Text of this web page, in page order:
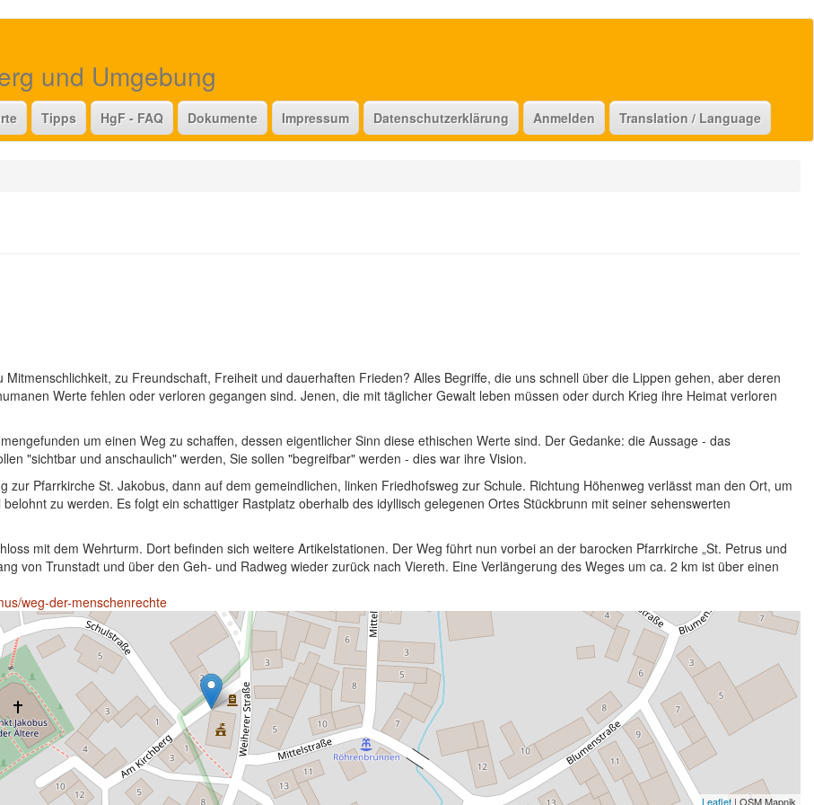
und Umgebung
Tipps HgF - FAQ Dokumente Impressum Datenschutzerklärung Anmelden Translation / Language
zu Freundschaft, Freiheit und dauerhaften Frieden? Alles Begriffe, die uns schnell über die Lippen gehen, aber deren
Werte fehlen oder verloren gegangen sind. Jenen, die mit täglicher Gewalt leben müssen oder durch Krieg ihre Heimat verloren
um einen Weg zu schaffen, dessen eigentlicher Sinn diese ethischen Werte sind. Der Gedanke: die Aussage - das
"sichtbar und anschaulich" werden, Sie sollen "begreifbar" werden - dies war ihre Vision.
Pfarrkirche St. Jakobus, dann auf dem gemeindlichen, linken Friedhofsweg zur Schule. Richtung Höhenweg verlässt man den Ort, um
zu werden. Es folgt ein schattiger Rastplatz oberhalb des idyllisch gelegenen Ortes Stückbrunn mit seiner sehenswerten
mit dem Wehrturm. Dort befinden sich weitere Artikelstationen. Der Weg führt nun vorbei an der barocken Pfarrkirche „St. Petrus und
von Trunstadt und über den Geh- und Radweg wieder zurück nach Viereth. Eine Verlängerung des Weges um ca. 2 km ist über einen
weg-der-menschenrechte
Leaflet | OSM Mapnik